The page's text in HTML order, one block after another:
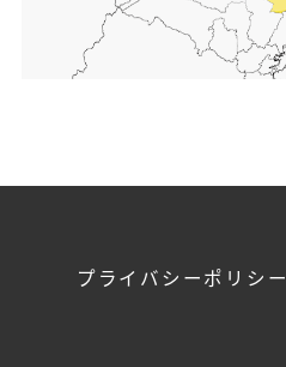
プライバシーポリシー